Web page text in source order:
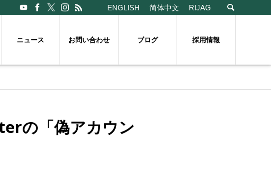
ENGLISH 简体中文 RIJAG
ニュース お問い合わせ ブログ 採用情報
の「偽アカウン